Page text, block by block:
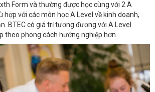
Form và thường được học cùng với 2 A
hợp với các môn học A Level về kinh doanh,
BTEC có giá trị tương đương với A Level
theo phong cách hướng nghiệp hơn.